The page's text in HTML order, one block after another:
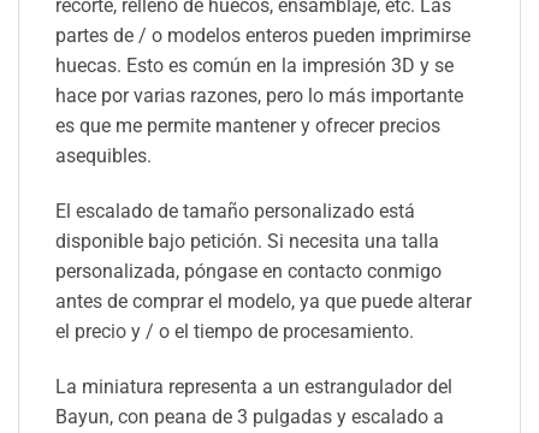
recorte, relleno de huecos, ensamblaje, etc. Las
partes de / o modelos enteros pueden imprimirse
huecas. Esto es común en la impresión 3D y se
hace por varias razones, pero lo más importante
es que me permite mantener y ofrecer precios
asequibles.
El escalado de tamaño personalizado está
disponible bajo petición. Si necesita una talla
personalizada, póngase en contacto conmigo
antes de comprar el modelo, ya que puede alterar
el precio y / o el tiempo de procesamiento.
La miniatura representa a un estrangulador del
Bayun, con peana de 3 pulgadas y escalado a